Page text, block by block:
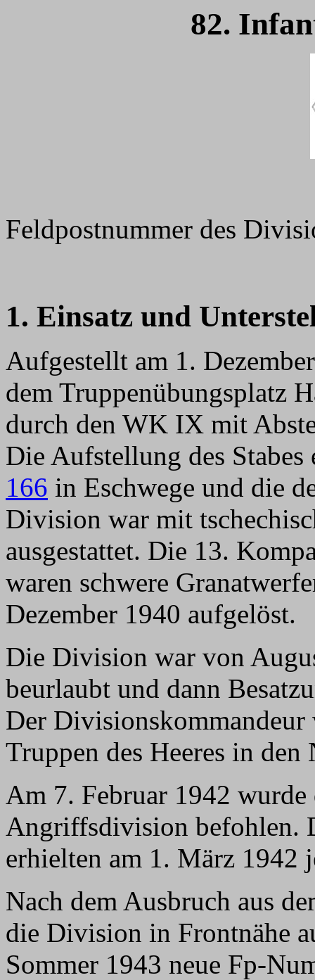
82.
Feldpostnummer des
1. Einsatz und
Aufgestellt am 1.
dem Truppenübungsplatz
durch den WK IX mit
Die Aufstellung des
166 in Eschwege und die
Division war mit
ausgestattet. Die 13.
waren schwere
Dezember 1940 aufgelöst.
Die Division war von
beurlaubt und dann
Der
Truppen des Heeres in den
Am 7. Februar 1942
Angriffsdivision befohlen.
erhielten am 1. März 1942
Nach dem Ausbruch aus
die Division in Frontnähe
Sommer 1943 neue Fp-